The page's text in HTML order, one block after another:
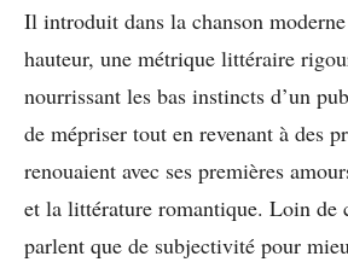
Il introduit dans la chanson
hauteur, une métrique littéraire
nourrissant les bas instincts d’un
de mépriser tout en revenant à des
renouaient avec ses premières
et la littérature romantique. Loin de
parlent que de subjectivité pour